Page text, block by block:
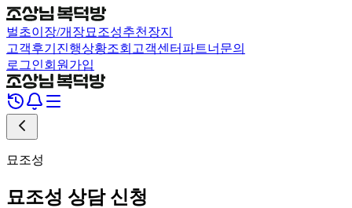
벌초이장/개장묘조성추천장지
고객후기 진행상황조회 고객센터 파트너문의
로그인회원가입
묘조성
묘조성 상담 신청